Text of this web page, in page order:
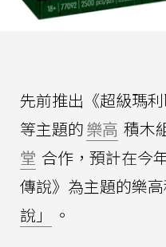
先前推出《超級瑪利
等主題的樂高 積木
堂 合作，預計在今
傳說》為主題的樂
說」
。